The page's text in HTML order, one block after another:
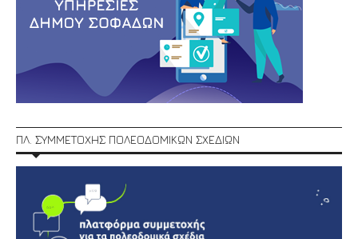
ΠΛ. ΣΥΜΜΕΤΟΧΗΣ ΠΟΛΕΟΔΟΜΙΚΩΝ ΣΧΕΔΙΩΝ